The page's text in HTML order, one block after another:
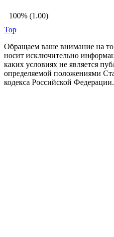
100% (1.00)
Top
Обращаем ваше внимание на
носит исключительно
каких условиях не является
определяемой положениями
кодекса Российской Федерации.